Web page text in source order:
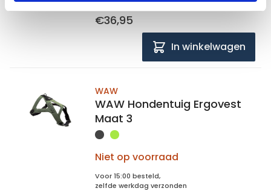
zelfde werkdag verzonden
€36,95
In winkelwagen
WAW
WAW Hondentuig Ergovest
Maat 3
Niet op voorraad
Voor 15:00 besteld,
zelfde werkdag verzonden